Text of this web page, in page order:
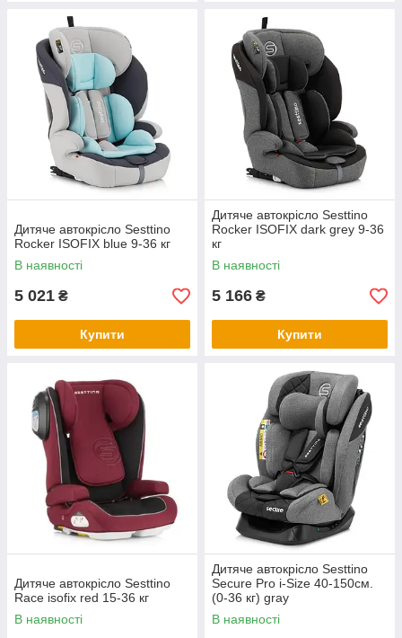
Дитяче автокрісло Sesttino
Rocker ISOFIX blue 9-36 кг
В наявності
5 021 ₴
Купити
Дитяче автокрісло Sesttino
Rocker ISOFIX dark grey 9-36
кг
В наявності
5 166 ₴
Купити
Дитяче автокрісло Sesttino
Race isofix red 15-36 кг
В наявності
Дитяче автокрісло Sesttino
Secure Pro i-Size 40-150см.
(0-36 кг) gray
В наявності